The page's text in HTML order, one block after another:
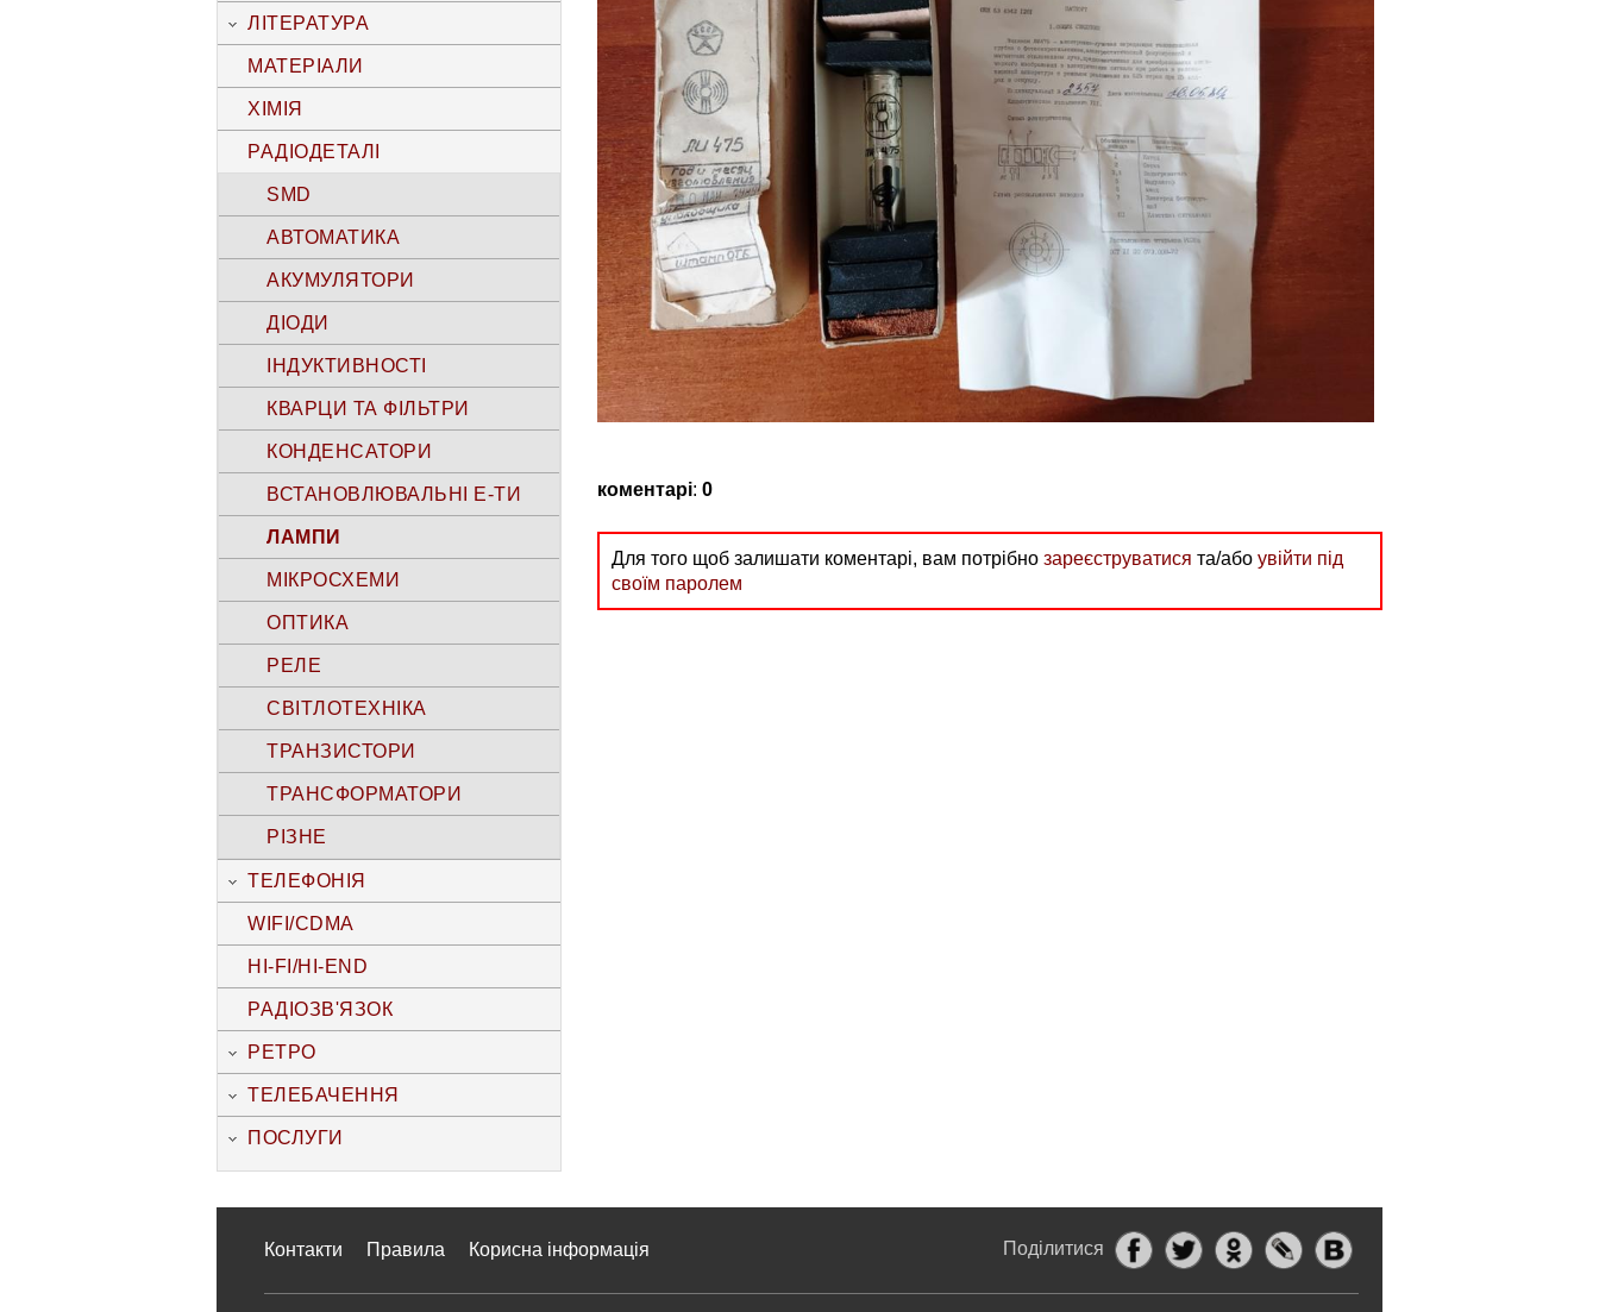
ЛІТЕРАТУРА
МАТЕРІАЛИ
ХІМІЯ
РАДІОДЕТАЛІ
SMD
АВТОМАТИКА
АКУМУЛЯТОРИ
ДІОДИ
ІНДУКТИВНОСТІ
КВАРЦИ ТА ФІЛЬТРИ
КОНДЕНСАТОРИ
ВСТАНОВЛЮВАЛЬНІ Е-ТИ
ЛАМПИ
МІКРОСХЕМИ
ОПТИКА
РЕЛЕ
СВІТЛОТЕХНІКА
ТРАНЗИСТОРИ
ТРАНСФОРМАТОРИ
РІЗНЕ
ТЕЛЕФОНІЯ
WIFI/CDMA
HI-FI/HI-END
РАДІОЗВ'ЯЗОК
РЕТРО
ТЕЛЕБАЧЕННЯ
ПОСЛУГИ
коментарі: 0
Для того щоб залишати коментарі, вам потрібно зареєструватися та/або увійти під
своїм паролем
Поділитися
Контакти Правила Корисна інформація